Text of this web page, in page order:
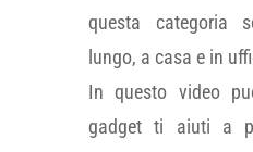
questa categoria
lungo, a casa e in
In questo video
gadget ti aiuti a